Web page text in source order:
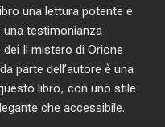
una lettura potente e
una testimonianza
Il mistero di Orione
parte dell’autore è una
libro, con uno stile
che accessibile.